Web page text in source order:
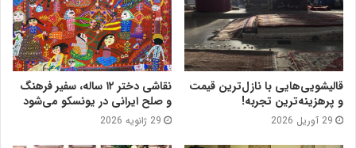
قالیشویی‌هایی با نازل‌ترین قیمت
و پرهزینه‌ترین تجربه!
29 آوریل 2026
نقاشی دختر ۱۲ ساله، سفیر فرهنگ
و صلح ایرانی در یونسکو می‌شود
29 ژانویه 2026